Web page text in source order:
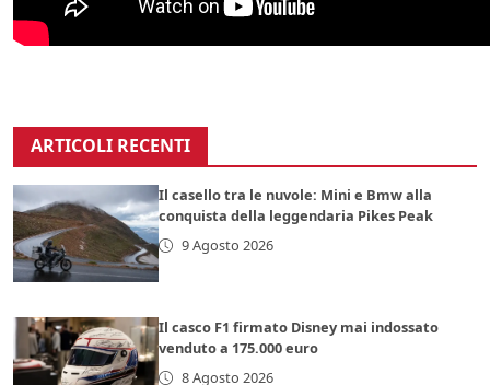
ARTICOLI RECENTI
Il casello tra le nuvole: Mini e Bmw alla
conquista della leggendaria Pikes Peak
9 Agosto 2026
Il casco F1 firmato Disney mai indossato
venduto a 175.000 euro
8 Agosto 2026